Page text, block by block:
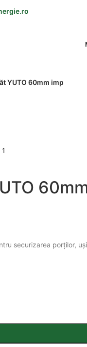
YUTO 60mm imp
securizarea porților,